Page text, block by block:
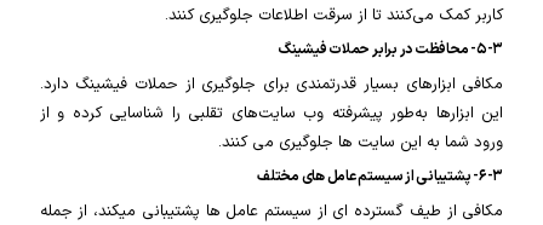
کاربر کمک می‌کنند تا از سرقت اطلاعات جلوگیری کنند.
۵-۳- محافظت در برابر حملات فیشینگ
مکافی ابزارهای بسیار قدرتمندی برای جلوگیری از حملات فیشینگ دارد.
این ابزارها به‌طور پیشرفته وب سایت‌های تقلبی را شناسایی کرده و از
ورود شما به این سایت ها جلوگیری می کنند.
۶-۳- پشتیبانی از سیستم عامل های مختلف
مکافی از طیف گسترده ای از سیستم عامل ها پشتیبانی میکند، از جمله